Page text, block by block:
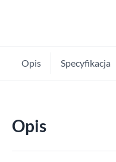
Opis Specyfikacja
Opis